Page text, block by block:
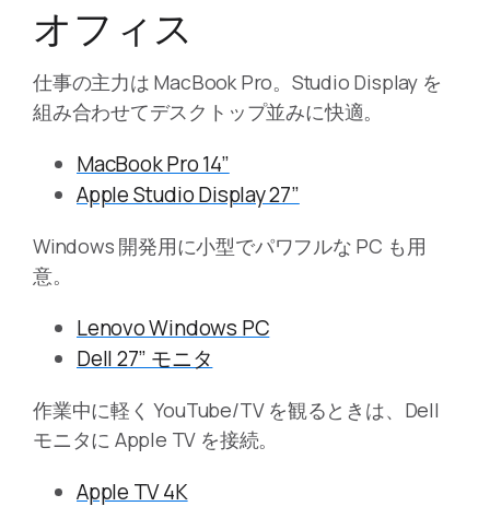
オフィス
仕事の主力は MacBook Pro。Studio Display を
組み合わせてデスクトップ並みに快適。
MacBook Pro 14”
Apple Studio Display 27”
Windows 開発用に小型でパワフルな PC も用
意。
Lenovo Windows PC
Dell 27” モニタ
作業中に軽く YouTube/TV を観るときは、Dell
モニタに Apple TV を接続。
Apple TV 4K